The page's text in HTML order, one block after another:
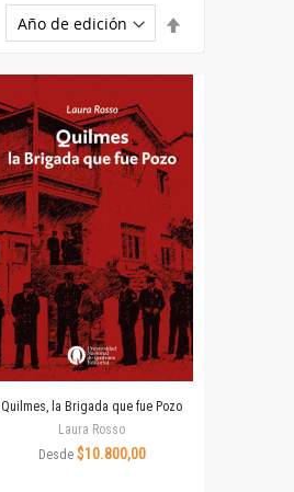
descendente
Quilmes, la Brigada que fue Pozo
Laura Rosso
Desde $10.800,00